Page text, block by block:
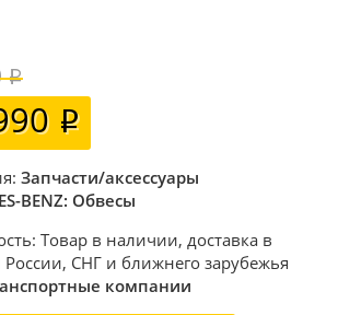
Запчасти/аксессуары
BENZ: Обвесы
Товар в наличии, доставка в
СНГ и ближнего зарубежья
компании